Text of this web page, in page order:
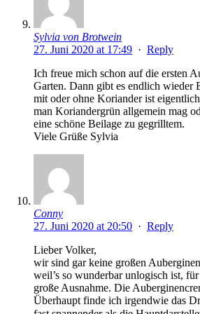
Sylvia von Brotwein
27. Juni 2020 at 17:49 · Reply
Ich freue mich schon auf die ersten
Garten. Dann gibt es endlich wieder
mit oder ohne Koriander ist
man Koriandergrün allgemein mag
eine schöne Beilage zu gegrilltem.
Viele Grüße Sylvia
Conny
27. Juni 2020 at 20:50 · Reply
Lieber Volker,
wir sind gar keine großen
weil’s so wunderbar unlogisch ist,
große Ausnahme. Die
Überhaupt finde ich irgendwie das